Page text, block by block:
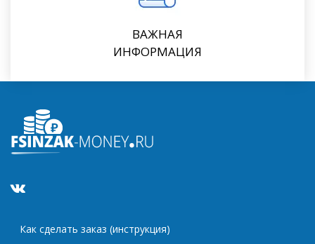
ВАЖНАЯ
ИНФОРМАЦИЯ
Как сделать заказ (инструкция)